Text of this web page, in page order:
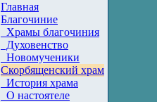
Главная
Благочиние
Храмы благочиния
Духовенство
Новомученики
Скорбященский храм
История храма
О настоятеле